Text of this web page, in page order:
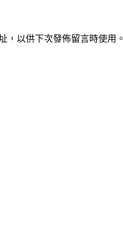
，以供下次發佈留言時使用。